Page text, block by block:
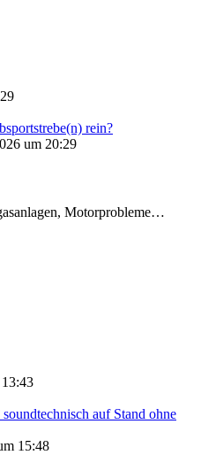
rein?
um 20:29
Motorprobleme…
auf Stand ohne
15:48